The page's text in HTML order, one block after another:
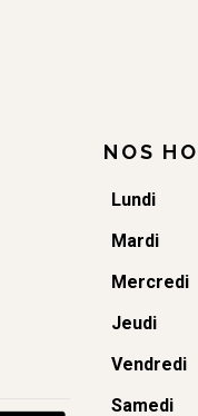
NOS
Lundi
Mardi
Mercredi
Jeudi
Vendredi
Samedi